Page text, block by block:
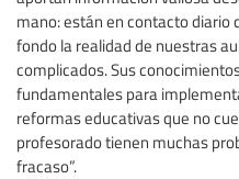
mano: están en contacto diario
fondo la realidad de nuestras
complicados. Sus
fundamentales para
reformas educativas que no
profesorado tienen muchas
fracaso”.